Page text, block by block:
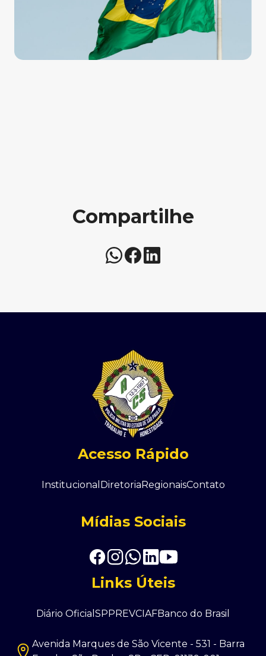
Compartilhe
Whatsapp
Facebook
Linkedin
Acesso Rápido
Institucional Diretoria RegionaisContato
Mídias Sociais
Links Úteis
Diário Oficial SPPREVCIAFBanco do Brasil
Avenida Marques de São Vicente - 531 - Barra